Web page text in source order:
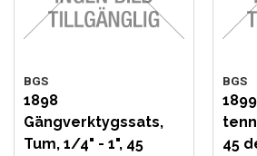
OLJE OCH SMÖRJHANTERING
PUMPAR
SKYDDSUTRUSTNING
BGS
1898
Gängverktygssats,
Tum, 1/4" - 1", 45
BGS
45